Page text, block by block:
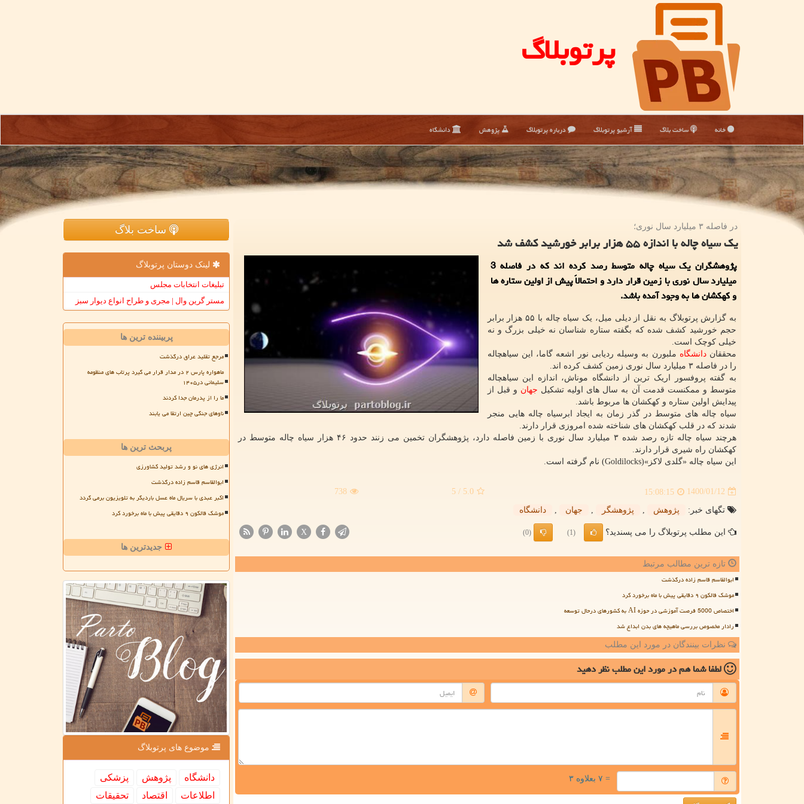
پرتوبلاگ
خانه ساخت بلاگ آرشیو پرتوبلاگ درباره پرتوبلاگ پژوهش دانشگاه
در فاصله ۳ میلیارد سال نوری؛
یك سیاه چاله با اندازه ۵۵ هزار برابر خورشید كشف شد
پژوهشگران یک سیاه چاله متوسط رصد کرده اند که در فاصله 3
میلیارد سال نوری با زمین قرار دارد و احتمالاً پیش از اولین ستاره ها
و کهکشان ها به وجود آمده باشد.
به گزارش پرتوبلاگ به نقل از دیلی میل، یک سیاه چاله با ۵۵ هزار برابر
حجم خورشید کشف شده که بگفته ستاره شناسان نه خیلی بزرگ و نه
خیلی کوچک است.
محققاندانشگاه ملبورن به وسیله ردیابی نور اشعه گاما، این سیاهچاله
را در فاصله ۳ میلیارد سال نوری زمین کشف کرده اند.
به گفته پروفسور اریک ترین از دانشگاه موناش، اندازه این سیاهچاله
متوسط و ممکنست قدمت آن به سال های اولیه تشکیل جهان و قبل از
پیدایش اولین ستاره و کهکشان ها مربوط باشد.
سیاه چاله های متوسط در گذر زمان به ایجاد ابرسیاه چاله هایی منجر
شدند که در قلب کهکشان های شناخته شده امروزی قرار دارند.
هرچند سیاه چاله تازه رصد شده ۳ میلیارد سال نوری با زمین فاصله دارد، پژوهشگران تخمین می زنند حدود ۴۶ هزار سیاه چاله متوسط در
کهکشان راه شیری قرار دارند.
این سیاه چاله «گلدی لاکز»(Goldilocks) نام گرفته است.
1400/01/12
15:08:15
5.0
/ 5
738
تگهای خبر: پژوهش , پژوهشگر , جهان , دانشگاه
این مطلب پرتوبلاگ را می پسندید؟ (1)
(0)
X
تازه ترین مطالب مرتبط
ابوالقاسم قاسم زاده درگذشت
موشک فالکون ۹ دقایقی پیش با ماه برخورد کرد
اختصاص 5000 فرصت آموزشی در حوزه AI به کشورهای درحال توسعه
رادار مخصوص بررسی ماهیچه های بدن ابداع شد
نظرات بینندگان در مورد این مطلب
لطفا شما همدر مورد این مطلبنظر دهید
= ۷ بعلاوه ۳
ساخت بلاگ
لینک دوستان پرتوبلاگ
تبلیغات انتخابات مجلس
مستر گرین وال | مجری و طراح انواع دیوار سبز
پربیننده ترین ها
مرجع تقلید عراق درگذشت
ماهواره پارس ۲ در مدار قرار می گیرد پرتاب های منظومه
سلیمانی در۱۴۰۵
ما را از پدرمان جدا کردند
ناوهای جنگی چین ارتقا می یابند
پربحث ترین ها
انرژی های نو و رشد تولید کشاورزی
ابوالقاسم قاسم زاده درگذشت
اکبر عبدی با سریال ماه عسل باردیگر به تلویزیون برمی گردد
موشک فالکون ۹ دقایقی پیش با ماه برخورد کرد
جدیدترین ها
موضوع های پرتوبلاگ
دانشگاه پژوهش
پزشكی
اطلاعات
اقتصاد تحقیقات